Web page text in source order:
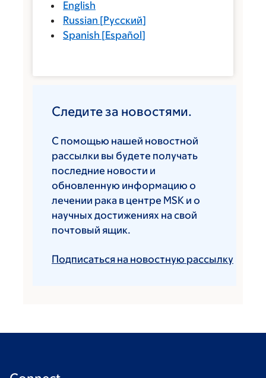
English
Russian [Русский]
Spanish [Español]
Следите за новостями.
С помощью нашей новостной
рассылки вы будете получать
последние новости и
обновленную информацию о
лечении рака в центре MSK и о
научных достижениях на свой
почтовый ящик.
Подписаться на новостную рассылку